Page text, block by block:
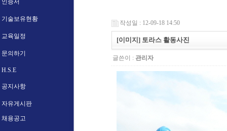
인증서
기술보유현황
교육일정
문의하기
H.S.E
공지사항
자유게시판
채용공고
작성일 : 12-09-18 14:50
[이미지] 토라스 활동사진
글쓴이 : 관리자